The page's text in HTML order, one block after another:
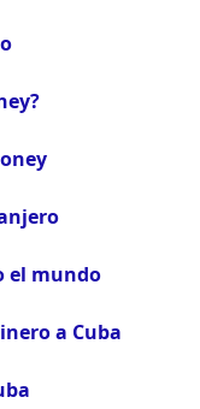
el mundo
a Cuba